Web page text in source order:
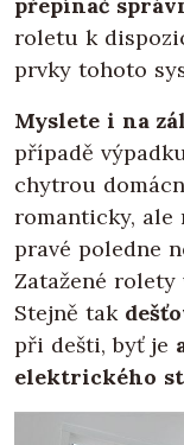
roletu k
prvky tohoto
Myslete i na
případě
chytrou
romanticky, ale
pravé poledne
Zatažené
Stejně tak
při dešti, byť je
elektrického